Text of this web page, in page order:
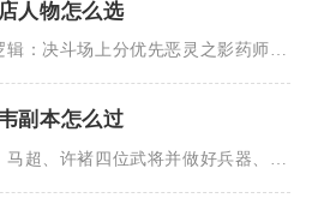
人物怎么选
辑：决斗场上分优先恶灵之影药师
副本怎么过
超、许褚四位武将并做好兵器、装